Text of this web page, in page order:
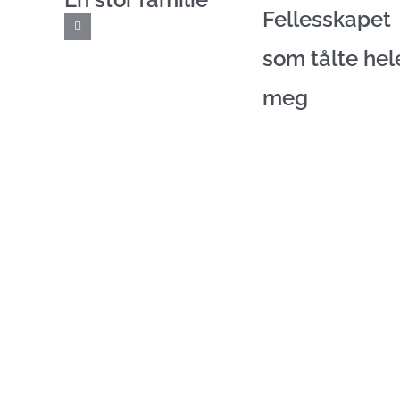
Fellesskapet
som tålte
meg